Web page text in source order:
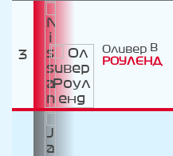
3
Оливер
РОУЛЕНД